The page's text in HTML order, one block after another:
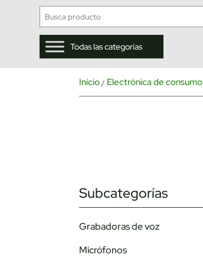
Todas las categorías
Inicio/ Electrónica de consumo
Subcategorías
Grabadoras de voz
Micrófonos